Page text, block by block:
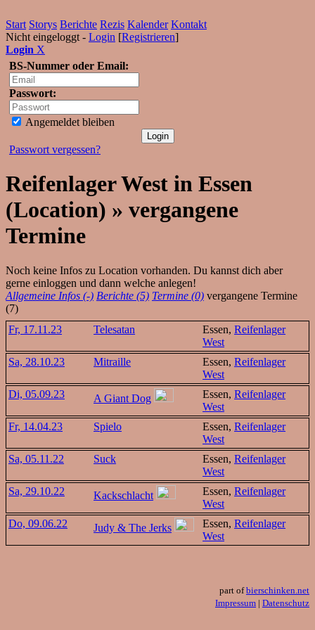
Start Storys Berichte Rezis Kalender Kontakt
Nicht eingeloggt - Login [Registrieren]
Login X
BS-Nummer oder Email:
Passwort:
Angemeldet bleiben
Passwort vergessen?
Reifenlager West in Essen
(Location) » vergangene
Termine
Noch keine Infos zu Location vorhanden. Du kannst dich aber
gerne einloggen und dann welche anlegen!
Allgemeine Infos (-) Berichte (5) Termine (0) vergangene Termine
(7)
Fr, 17.11.23
Telesatan Essen,Reifenlager
West
Sa, 28.10.23
Mitraille Essen,Reifenlager
West
Di, 05.09.23
A Giant Dog Essen,Reifenlager
West
Fr, 14.04.23
Spielo Essen,Reifenlager
West
Sa, 05.11.22
Suck Essen,Reifenlager
West
Sa, 29.10.22
Kackschlacht Essen,Reifenlager
West
Do, 09.06.22
Judy & The Jerks Essen,Reifenlager
West
part ofbierschinken.net
Impressum | Datenschutz